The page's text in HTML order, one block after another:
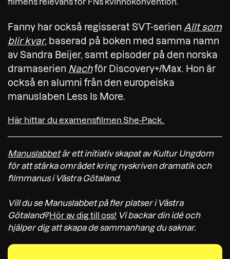
Fanny har också regisserat SVT-serien Allt som
blir kvar, baserad på boken med samma namn
av Sandra Beijer, samt episoder på den norska
dramaserien Nachför Discovery+/Max. Hon är
också en alumni från den europeiska
manuslaben Less Is More.
Här hittar du examensfilmen She-Pack.
Manuslabbetär ett initiativ skapat av Kultur Ungdom
för att stärka området kring nyskriven dramatik och
filmmanus i Västra Götaland.
Vill du se Manuslabbet på fler platser i Västra
Götaland?Hör av dig till oss! Vi backar din idé och
hjälper dig att skapa de sammanhang du saknar.